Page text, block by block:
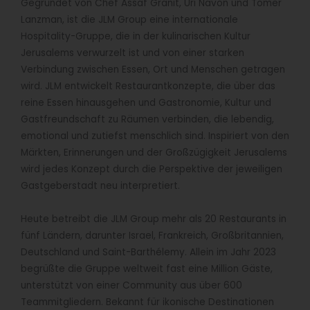
Gegründet von Chef Assaf Granit, Uri Navon und Tomer
Lanzman, ist die JLM Group eine internationale
Hospitality-Gruppe, die in der kulinarischen Kultur
Jerusalems verwurzelt ist und von einer starken
Verbindung zwischen Essen, Ort und Menschen getragen
wird. JLM entwickelt Restaurantkonzepte, die über das
reine Essen hinausgehen und Gastronomie, Kultur und
Gastfreundschaft zu Räumen verbinden, die lebendig,
emotional und zutiefst menschlich sind. Inspiriert von den
Märkten, Erinnerungen und der Großzügigkeit Jerusalems
wird jedes Konzept durch die Perspektive der jeweiligen
Gastgeberstadt neu interpretiert.
Heute betreibt die JLM Group mehr als 20 Restaurants in
fünf Ländern, darunter Israel, Frankreich, Großbritannien,
Deutschland und Saint-Barthélemy. Allein im Jahr 2023
begrüßte die Gruppe weltweit fast eine Million Gäste,
unterstützt von einer Community aus über 600
Teammitgliedern. Bekannt für ikonische Destinationen